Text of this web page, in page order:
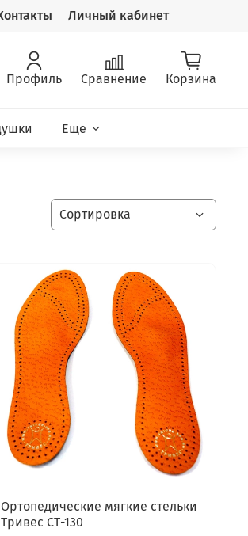
Личный кабинет
Профиль Сравнение Корзина
Еще
Ортопедические мягкие стельки
Тривес СТ-130